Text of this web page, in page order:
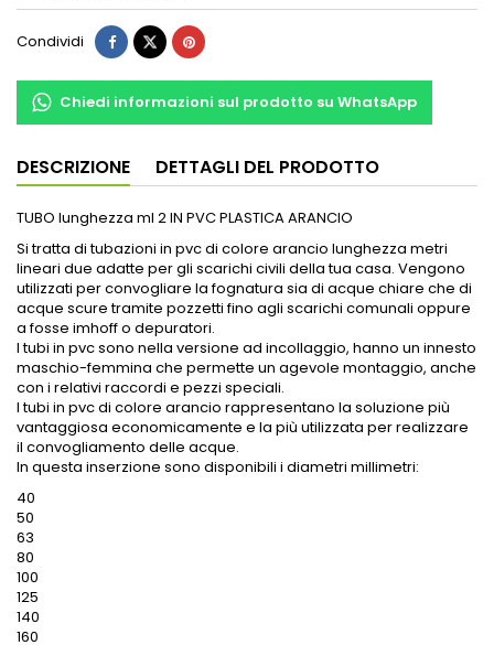
Condividi
Chiedi informazioni sul prodotto su WhatsApp
DESCRIZIONE DETTAGLI DEL PRODOTTO
TUBO lunghezza ml 2 IN PVC PLASTICA ARANCIO
Si tratta di tubazioni in pvc di colore arancio lunghezza metri
lineari due adatte per gli scarichi civili della tua casa. Vengono
utilizzati per convogliare la fognatura sia di acque chiare che di
acque scure tramite pozzetti fino agli scarichi comunali oppure
a fosse imhoff o depuratori.
I tubi in pvc sono nella versione ad incollaggio, hanno un innesto
maschio-femmina che permette un agevole montaggio, anche
con i relativi raccordi e pezzi speciali.
I tubi in pvc di colore arancio rappresentano la soluzione più
vantaggiosa economicamente e la più utilizzata per realizzare
il convogliamento delle acque.
In questa inserzione sono disponibili i diametri millimetri:
40
50
63
80
100
125
140
160